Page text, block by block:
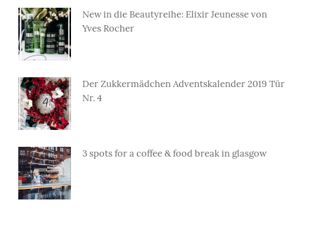
New in die Beautyreihe: Elixir Jeunesse von
Yves Rocher
Der Zukkermädchen Adventskalender 2019 Tür
Nr. 4
3 spots for a coffee & food break in glasgow